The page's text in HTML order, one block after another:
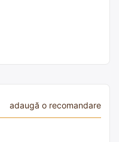
adaugă o recomandare